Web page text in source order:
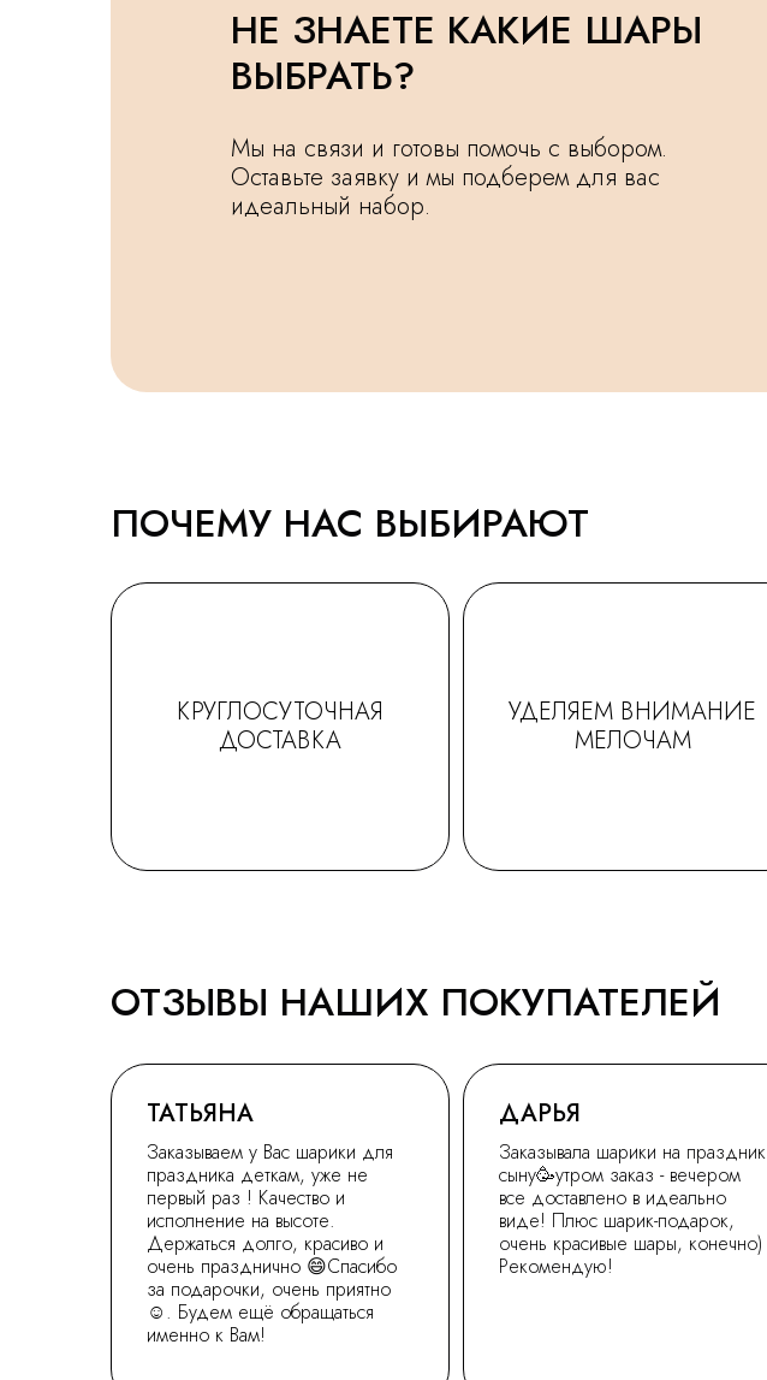
НЕ ЗНАЕТЕ КАКИЕ ШАРЫ
ВЫБРАТЬ?
Мы на связи и готовы помочь с выбором.
Оставьте заявку и мы подберем для вас
идеальный набор.
ПОЧЕМУ НАС ВЫБИРАЮТ
КРУГЛОСУТОЧНАЯ
ДОСТАВКА
УДЕЛЯЕМ ВНИМАНИЕ
МЕЛОЧАМ
ОТЗЫВЫ НАШИХ ПОКУПАТЕЛЕЙ
Заказывала шарики на праздник
сыну🥳утром заказ - вечером
все доставлено в идеально
виде! Плюс шарик-подарок,
очень красивые шары, конечно)
Рекомендую!
ДАРЬЯ
ТАТЬЯНА
Заказываем у Вас шарики для
праздника деткам, уже не
первый раз ! Качество и
исполнение на высоте.
Держаться долго, красиво и
очень празднично 😄Спасибо
за подарочки, очень приятно
☺. Будем ещё обращаться
именно к Вам!